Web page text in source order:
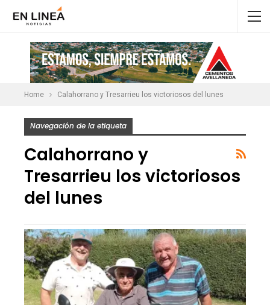
Home Calahorrano y Tresarrieu los victoriosos del lunes
Navegación de la etiqueta
Calahorrano y
Tresarrieu los victoriosos
del lunes